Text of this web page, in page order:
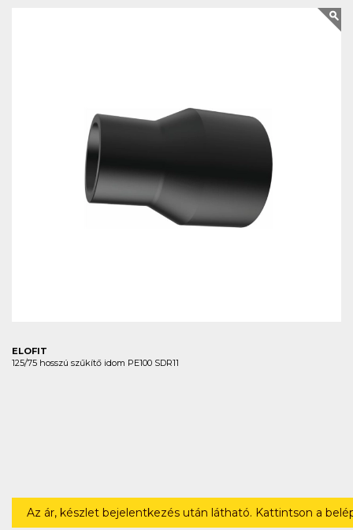
ELOFIT
125/75 hosszú szűkítő idom PE100 SDR11
Az ár, készlet bejelentkezés után látható. Kattintson a